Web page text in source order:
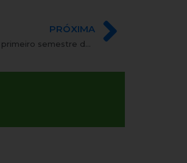
PRÓXIMA
Ajuste fiscal acirrou o debate entre parlamentares no primeiro semestre de 2015